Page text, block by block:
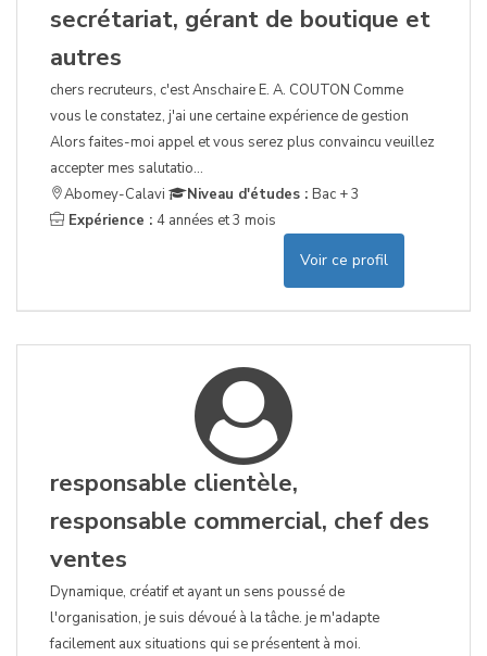
secrétariat, gérant de boutique et
autres
chers recruteurs, c'est Anschaire E. A. COUTON Comme
vous le constatez, j'ai une certaine expérience de gestion
Alors faites-moi appel et vous serez plus convaincu veuillez
accepter mes salutatio...
Abomey-Calavi
Niveau d'études : Bac + 3
Expérience : 4 années et 3 mois
Voir ce profil
responsable clientèle,
responsable commercial, chef des
ventes
Dynamique, créatif et ayant un sens poussé de
l'organisation, je suis dévoué à la tâche. je m'adapte
facilement aux situations qui se présentent à moi.